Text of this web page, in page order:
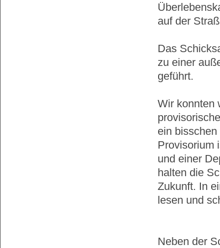
auf der
Das
zu einer
geführt.
Wir konnten
ein
Provisorium
und einer
halten die
Zukunft. In
lesen und
Neben der